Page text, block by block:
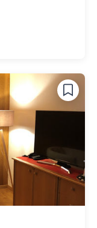
wechseln